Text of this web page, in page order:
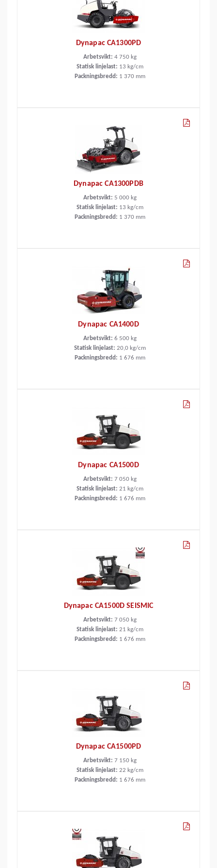
Dynapac CA1300PD
Arbetsvikt: 4 750 kg
Statisk linjelast: 13 kg/cm
Packningsbredd: 1 370 mm
Dynapac CA1300PDB
Arbetsvikt: 5 000 kg
Statisk linjelast: 13 kg/cm
Packningsbredd: 1 370 mm
Dynapac CA1400D
Arbetsvikt: 6 500 kg
Statisk linjelast: 20,0 kg/cm
Packningsbredd: 1 676 mm
Dynapac CA1500D
Arbetsvikt: 7 050 kg
Statisk linjelast: 21 kg/cm
Packningsbredd: 1 676 mm
Dynapac CA1500D SEISMIC
Arbetsvikt: 7 050 kg
Statisk linjelast: 21 kg/cm
Packningsbredd: 1 676 mm
Dynapac CA1500PD
Arbetsvikt: 7 150 kg
Statisk linjelast: 22 kg/cm
Packningsbredd: 1 676 mm